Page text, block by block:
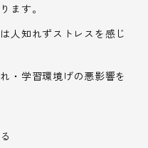
ます。
人知れずストレスを感じ
・学習環境げの悪影響を